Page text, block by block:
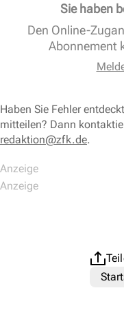
Sie haben
Den Online-
Abonnement
Haben Sie Fehler
mitteilen? Dann
redaktion@zfk.de.